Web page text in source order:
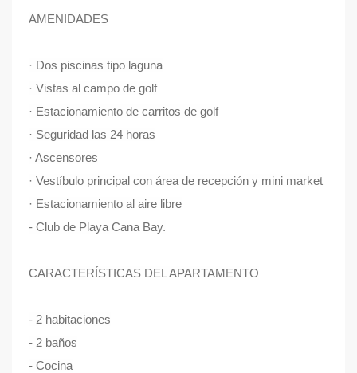
AMENIDADES
· Dos piscinas tipo laguna
· Vistas al campo de golf
· Estacionamiento de carritos de golf
· Seguridad las 24 horas
· Ascensores
· Vestíbulo principal con área de recepción y mini market
· Estacionamiento al aire libre
- Club de Playa Cana Bay.
CARACTERÍSTICAS DEL APARTAMENTO
- 2 habitaciones
- 2 baños
- Cocina